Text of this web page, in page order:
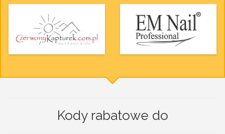
Kody rabatowe do